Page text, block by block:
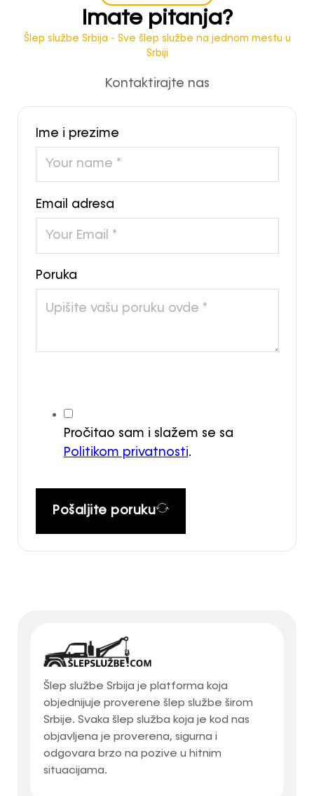
Imate pitanja?
Šlep službe Srbija - Sve šlep službe na jednom mestu u
Srbiji
Kontaktirajte nas
Ime i prezime
Email adresa
Poruka
Pročitao sam i slažem se sa
Politikom privatnosti.
Pošaljite poruku
Šlep službe Srbija je platforma koja
objednijuje proverene šlep službe širom
Srbije. Svaka šlep služba koja je kod nas
objavljena je proverena, sigurna i
odgovara brzo na pozive u hitnim
situacijama.